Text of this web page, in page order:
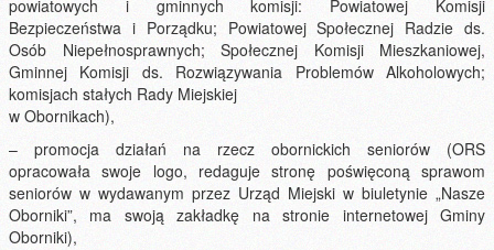
powiatowych i gminnych komisji: Powiatowej Komisji
Bezpieczeństwa i Porządku; Powiatowej Społecznej Radzie ds.
Osób Niepełnosprawnych; Społecznej Komisji Mieszkaniowej,
Gminnej Komisji ds. Rozwiązywania Problemów Alkoholowych;
komisjach stałych Rady Miejskiej
w Obornikach),
– promocja działań na rzecz obornickich seniorów (ORS
opracowała swoje logo, redaguje stronę poświęconą sprawom
seniorów w wydawanym przez Urząd Miejski w biuletynie „Nasze
Oborniki”, ma swoją zakładkę na stronie internetowej Gminy
Oborniki),